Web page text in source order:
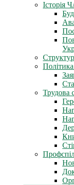
Історія
Трудова